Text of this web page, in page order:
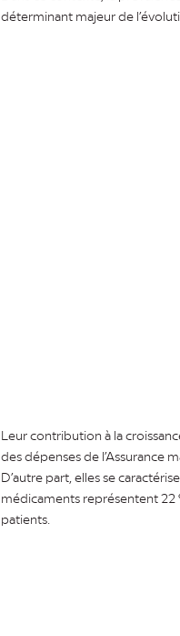
déterminant majeur de
Leur contribution à la
des dépenses de l’Assurance
D’autre part, elles se
médicaments représentent 22
patients.